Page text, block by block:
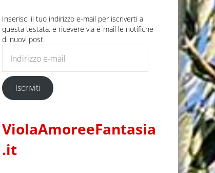
Inserisci il tuo indirizzo e-mail per iscriverti a
questa testata, e ricevere via e-mail le notifiche
di nuovi post.
Iscriviti
ViolaAmoreeFantasia
.it